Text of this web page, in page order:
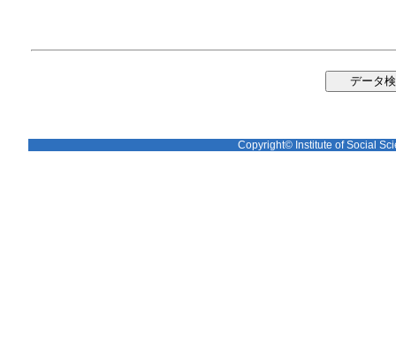
Copyright© Institute of Social